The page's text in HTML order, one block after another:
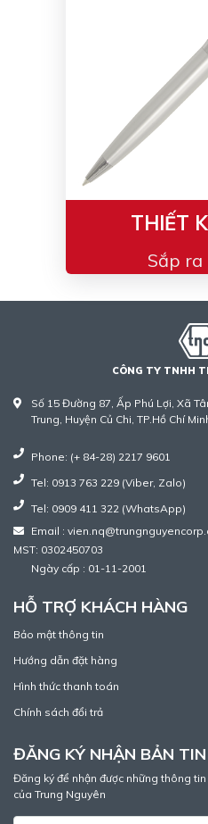
THIẾT
Sắp ra
CÔNG TY TNHH
Số 15 Đường 87, Ấp Phú Lợi, Xã
Trung, Huyện Củ Chi, TP.Hồ Chí
Phone: (+ 84-28) 2217 9601
Tel: 0913 763 229 (Viber, Zalo)
Tel: 0909 411 322 (WhatsApp)
Email :
MST: 0302450703
Ngày cấp : 01-11-2001
HỖ TRỢ KHÁCH HÀNG
Bảo mật thông tin
Hướng dẫn đặt hàng
Hình thức thanh toán
Chính sách đổi trả
ĐĂNG KÝ NHẬN BẢN TIN
Đăng ký để nhận được những thông
của Trung Nguyên